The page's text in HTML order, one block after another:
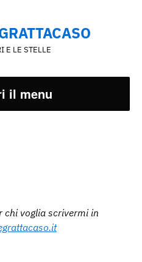
E LE STELLE
il menu
chi voglia scrivermi in